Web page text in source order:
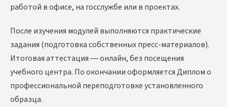
работой в офисе, на госслужбе или в проектах.
После изучения модулей выполняются практические
задания (подготовка собственных пресс-материалов).
Итоговая аттестация — онлайн, без посещения
учебного центра. По окончании оформляется Диплом о
профессиональной переподготовке установленного
образца.